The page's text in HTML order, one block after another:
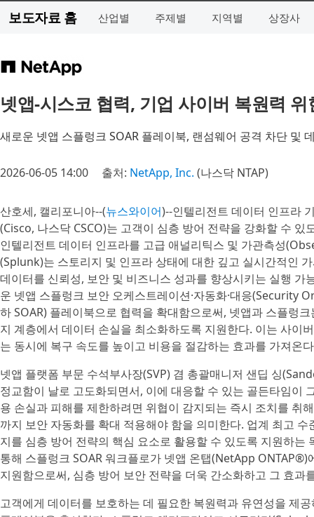
보도자료 홈 산업별 주제별 지역별 상장사
넷앱-시스코 협력, 기업 사이버 복원력
새로운 넷앱 스플렁크 SOAR 플레이북, 랜섬웨어 공격 차단 및
2026-06-05 14:00 출처: NetApp, Inc. (나스닥 NTAP)
산호세, 캘리포니아--(뉴스와이어)--인텔리전트 데이터 인프라
(Cisco, 나스닥 CSCO)는 고객이 심층 방어 전략을 강화할 수
인텔리전트 데이터 인프라를 고급 애널리틱스 및 가관측성
(Splunk)는 스토리지 및 인프라 상태에 대한 깊고 실시간적인
데이터를 신뢰성, 보안 및 비즈니스 성과를 향상시키는 실행
운 넷앱 스플렁크 보안 오케스트레이션·자동화·대응
하 SOAR) 플레이북으로 협력을 확대함으로써, 넷앱과 스플렁
지 계층에서 데이터 손실을 최소화하도록 지원한다. 이는 사이
는 동시에 복구 속도를 높이고 비용을 절감하는 효과를 가져온
넷앱 플랫폼 부문 수석부사장(SVP) 겸 총괄매니저 샌딥 싱
정교함이 날로 고도화되면서, 이에 대응할 수 있는 골든타임이
용 손실과 피해를 제한하려면 위협이 감지되는 즉시 조치를 취
까지 보안 자동화를 확대 적용해야 함을 의미한다. 업계 최고
지를 심층 방어 전략의 핵심 요소로 활용할 수 있도록 지원하
통해 스플렁크 SOAR 워크플로가 넷앱 온탭(NetApp
지원함으로써, 심층 방어 보안 전략을 더욱 간소화하고 그 효과
고객에게 데이터를 보호하는 데 필요한 복원력과 유연성을 제